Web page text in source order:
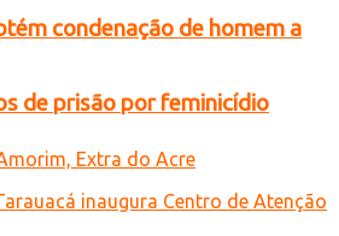
condenação de homem a
de prisão por feminicídio
Extra do Acre